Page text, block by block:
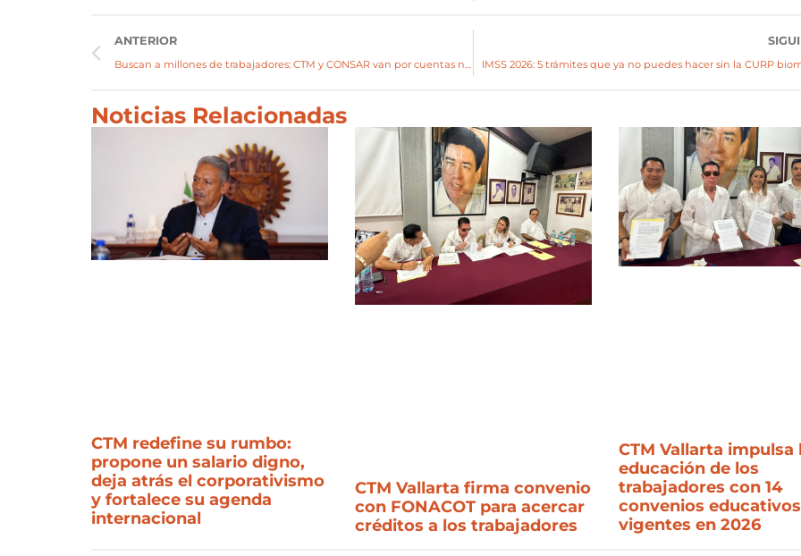
ANTERIOR
Buscan a millones de trabajadores: CTM y CONSAR van por cuentas no registradas IMSS 2026: 5 trámites que ya no puedes hacer sin la CURP
Noticias Relacionadas
CTM redefine su rumbo:
propone un salario digno,
deja atrás el corporativismo
y fortalece su agenda
internacional
CTM Vallarta firma convenio
con FONACOT para acercar
créditos a los trabajadores
CTM Vallarta impulsa
educación de los
trabajadores con 14
convenios educativos
vigentes en 2026